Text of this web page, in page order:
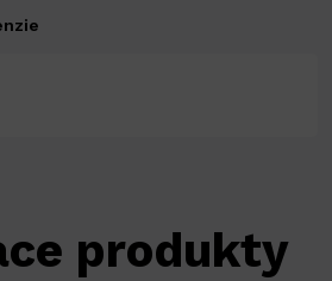
produkty